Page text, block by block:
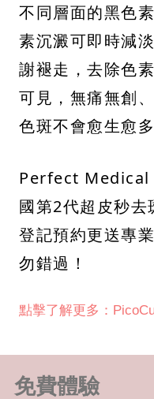
不同層面的黑色
素沉澱可即時減
謝褪走，去除色
可見，無痛無創
色斑不會愈生愈多
Perfect Medical
國第2代超皮秒去
登記預約更送專
勿錯過！
點擊了解更多：
免費體驗